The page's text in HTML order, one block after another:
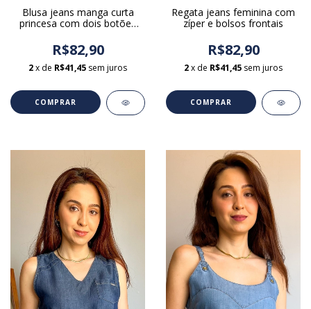
Blusa jeans manga curta
princesa com dois botões
R$82,90
2x de R$41,45 sem juros
COMPRAR
Regata jeans feminina com
zíper e bolsos frontais
R$82,90
2x de R$41,45 sem juros
COMPRAR